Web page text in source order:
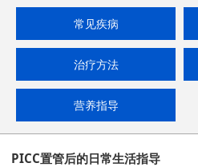
常见疾病
治疗方法
营养指导
PICC置管后的日常生活指导